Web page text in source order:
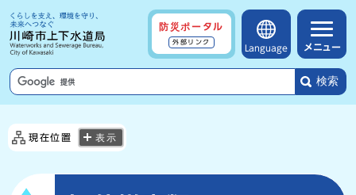
防災ポータル
外部リンク
Language メニュー
検索
現在位置 表示